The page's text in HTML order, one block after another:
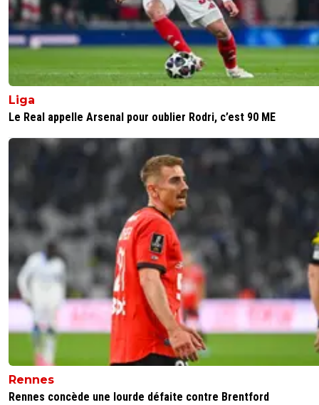
0+ Répondre
c-drik-dessavelles 12 octobre 2024 à 12:59 +0
Qu'est-ce que je lis? Que Mbappé va faire fermer des
à l'occasion des prochains grands rendez-vous du Real
(excusez du peu...).Vu qu'il ne fait rien en EDF depuis
lurette, qu'il n'a jamais été là avec le PSG dans les
Européens, alors là, il se referai une santé contre
Dortmund, Milan et Liverpool ?On croit rêver."Du côté
Ancelotti", où l'on aurait dit ça, je pense que l'on n'est
bête que la moyenne, et ça m'étonnerait fort que ce
raisonnement ait été tenu!
+ Répondre
valdo 12 octobre 2024 à 12:31 +793
Mais quel escroc... C'est à la porté de tout le monde de
selfie dans une salle... Ça ne veut pas dire que tu
dégage !
0+ Répondre
matteo 13 octobre 2024 à 10:22 +0
zapper mbappé il a violé ta femme?
Liga
Le Real appelle Arsenal pour oublier Rodri, c’est 90 ME
Rennes
Rennes concède une lourde défaite contre Brentford